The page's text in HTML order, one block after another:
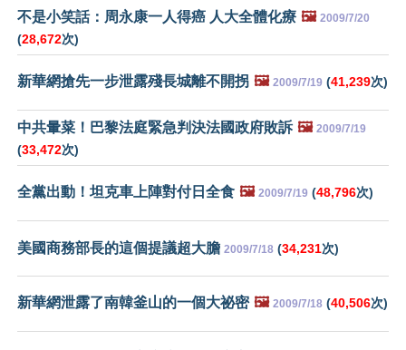
不是小笑話：周永康一人得癌 人大全體化療 🖼️ 2009/7/20
(28,672次)
新華網搶先一步泄露殘長城離不開拐 🖼️ 2009/7/19 (41,239次)
中共暈菜！巴黎法庭緊急判決法國政府敗訴 🖼️ 2009/7/19
(33,472次)
全黨出動！坦克車上陣對付日全食 🖼️ 2009/7/19 (48,796次)
美國商務部長的這個提議超大膽 2009/7/18 (34,231次)
新華網泄露了南韓釜山的一個大祕密 🖼️ 2009/7/18 (40,506次)